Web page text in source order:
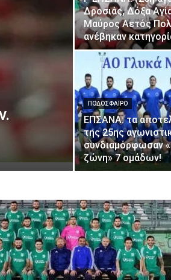
Δροσιάς, Δόξα
Μαύρος Αετός
ανέβηκαν
ΠΟΔΟΣΦΑΙΡΟ
ΕΠΣΑΝΑ: τα
της 25ης
συνδιαμόρφωσαν
ζώνη» 7 ομάδων!